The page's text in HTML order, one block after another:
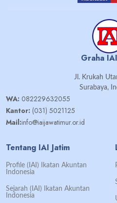
Graha
Jl. Krukah
Surabaya,
WA: 082229632055
Kantor: (031) 5021125
Mail:info@iaijawatimur.or.id
Tentang IAI Jatim
Profile (IAI) Ikatan Akuntan
Indonesia
Sejarah (IAI) Ikatan Akuntan
Indonesia